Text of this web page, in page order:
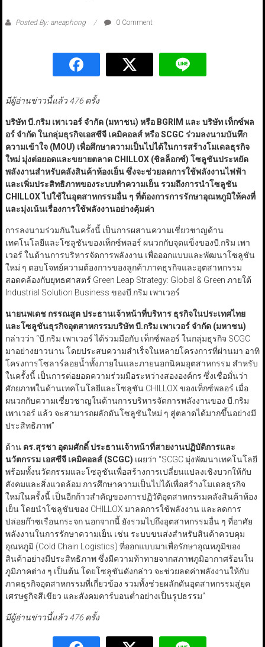
Posted By: aneaphong 0 Comment
มีผู้อ่านข่าวนี้แล้ว 476 ครั้ง
บริษัท บี.กริม เพาเวอร์ จำกัด (มหาชน) หรือ BGRIM และ บริษัท เท็กซ์พล
อร์ จำกัด ในกลุ่มธุรกิจเอสซีจี เคมิคอลส์ หรือ SCGC ร่วมลงนามบันทึก
ความเข้าใจ (MOU) เพื่อศึกษาความเป็นไปได้ในการสร้างโมเดลธุรกิจ
ใหม่ มุ่งต่อยอดและขยายตลาด CHILLOX (ชิลล็อกซ์) โซลูชันประหยัด
พลังงานสำหรับคลังสินค้าห้องเย็น ซึ่งจะช่วยลดการใช้พลังงานไฟฟ้า
และเพิ่มประสิทธิภาพของระบบทำความเย็น รวมถึงการนำโซลูชัน
CHILLOXไปใช้ในอุตสาหกรรมอื่น ๆ ที่ต้องการการรักษาอุณหภูมิให้คงที่
และมุ่งเน้นเรื่องการใช้พลังงานอย่างคุ้มค่า
การลงนามร่วมกันในครั้งนี้ เป็นการผสานความเชี่ยวชาญด้าน
เทคโนโลยีและโซลูชันของเท็กซ์พลอร์ ผนวกกับจุดแข็งของบี.กริม เพา
เวอร์ ในด้านการบริหารจัดการพลังงาน เพื่อออกแบบและพัฒนาโซลูชัน
ใหม่ ๆ ตอบโจทย์ความต้องการของลูกค้าภาคธุรกิจและอุตสาหกรรม
สอดคล้องกับยุทธศาสตร์ Green Leap Strategy: Global & Green ภายใต้
Industrial Solution Business ของบี.กริม เพาเวอร์
นายนพเดช กรรณสูต ประธานเจ้าหน้าที่บริหาร ธุรกิจในประเทศไทย
และโซลูชันธุรกิจอุตสาหกรรมบริษัท บี.กริม เพาเวอร์ จำกัด (มหาชน)
กล่าวว่า “บี.กริม เพาเวอร์ ได้ร่วมมือกับ เท็กซ์พลอร์ ในกลุ่มธุรกิจ SCGC
มาอย่างยาวนาน โดยประสบความสำเร็จในหลายโครงการที่ผ่านมา อาทิ
โครงการโซลาร์ลอยน้ำทั้งภายในและภายนอกนิคมอุตสาหกรรม สำหรับ
ในครั้งนี้ เป็นการต่อยอดความร่วมมือระหว่างสององค์กร ซึ่งเชื่อมั่นว่า
ศักยภาพในด้านเทคโนโลยีและโซลูชัน CHILLOX ของเท็กซ์พลอร์ เมื่อ
ผนวกกับความเชี่ยวชาญในด้านการบริหารจัดการพลังงานของ บี.กริม
เพาเวอร์ แล้ว จะสามารถผลักดันโซลูชันใหม่ ๆ สู่ตลาดได้มากขึ้นอย่างมี
ประสิทธิภาพ”
ด้าน ดร.สุรชา อุดมศักดิ์ ประธานเจ้าหน้าที่สายงานปฏิบัติการและ
นวัตกรรม เอสซีจี เคมิคอลส์ (SCGC) เผยว่า “SCGC มุ่งพัฒนาเทคโนโลยี
พร้อมทั้งนวัตกรรมและโซลูชันเพื่อสร้างการเปลี่ยนแปลงเชิงบวกให้กับ
สังคมและสิ่งแวดล้อม การศึกษาความเป็นไปได้เพื่อสร้างโมเดลธุรกิจ
ใหม่ในครั้งนี้ เป็นอีกก้าวสำคัญของการปฏิวัติอุตสาหกรรมคลังสินค้าห้อง
เย็น โดยนำโซลูชันของ CHILLOX มาลดการใช้พลังงาน และลดการ
ปล่อยก๊าซเรือนกระจก นอกจากนี้ ยังรวมไปถึงอุตสาหกรรมอื่น ๆ ที่อาศัย
พลังงานในการรักษาความเย็น เช่น ระบบขนส่งสำหรับสินค้าควบคุม
อุณหภูมิ (Cold Chain Logistics) ที่ออกแบบมาเพื่อรักษาอุณหภูมิของ
สินค้าอย่างมีประสิทธิภาพ ซึ่งมีความท้าทายจากสภาพภูมิอากาศร้อนใน
ภูมิภาคต่าง ๆ เป็นต้น โดยโซลูชันดังกล่าว จะช่วยลดค่าพลังงานให้กับ
ภาคธุรกิจอุตสาหกรรมที่เกี่ยวข้อง รวมทั้งช่วยผลักดันอุตสาหกรรมสู่ยุค
เศรษฐกิจสีเขียว และสังคมคาร์บอนต่ำอย่างเป็นรูปธรรม”
มีผู้อ่านข่าวนี้แล้ว 476 ครั้ง